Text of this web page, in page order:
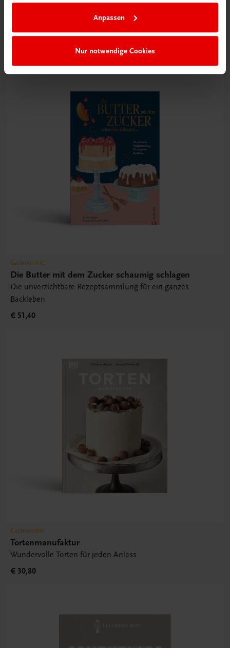
Anpassen
Nur notwendige Cookies
Wiener Zuckerbäckerei
Süße Klassiker und wiederentdeckte Schätze
Gastronomie
Die Butter mit dem Zucker schaumig schlagen
Die unverzichtbare Rezeptsammlung für ein ganzes
Backleben
€ 51,40
Gastronomie
Tortenmanufaktur
Wundervolle Torten für jeden Anlass
€ 30,80